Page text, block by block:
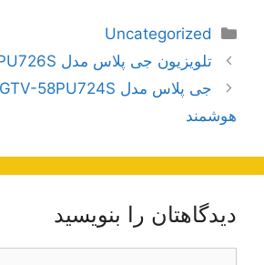
دسته‌ها
Uncategorized
ناوبری
نوشته‌ها
تلویزیون جی پلاس مدل GTV-58PU726S
هوشمند
دیدگاهتان را بنویسید